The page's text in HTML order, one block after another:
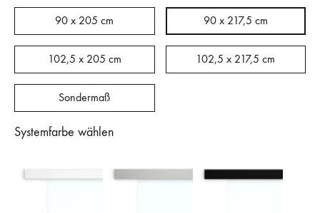
90 x 205 cm 90 x 217,5 cm
102,5 x 205 cm 102,5 x 217,5 cm
Sondermaß
Systemfarbe wählen